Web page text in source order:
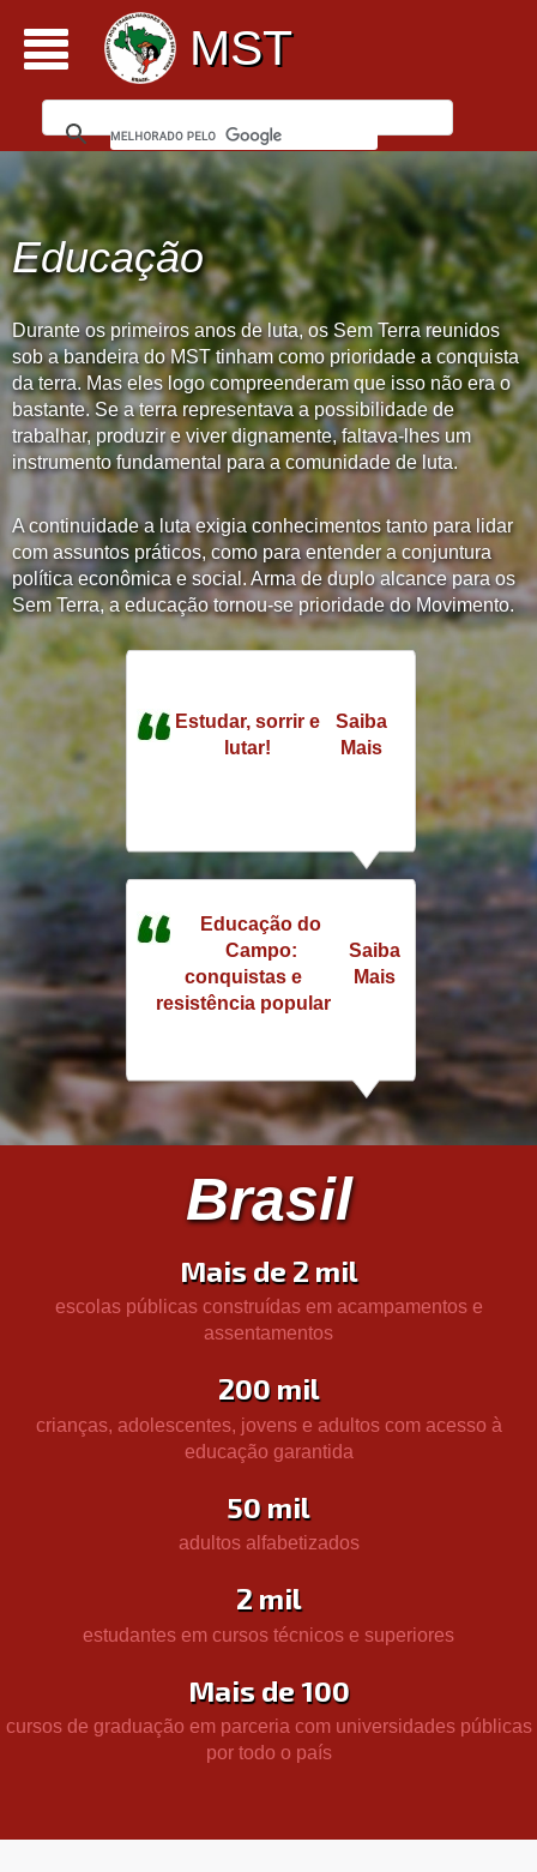
MST
Educação
Durante os primeiros anos de luta, os Sem Terra reunidos
sob a bandeira do MST tinham como prioridade a conquista
da terra. Mas eles logo compreenderam que isso não era o
bastante. Se a terra representava a possibilidade de
trabalhar, produzir e viver dignamente, faltava-lhes um
instrumento fundamental para a comunidade de luta.
A continuidade a luta exigia conhecimentos tanto para lidar
com assuntos práticos, como para entender a conjuntura
política econômica e social. Arma de duplo alcance para os
Sem Terra, a educação tornou-se prioridade do Movimento.
Estudar, sorrir e
lutar!
Saiba
Mais
Educação do
Campo:
conquistas e
resistência popular
Saiba
Mais
Brasil
Mais de 2 mil
escolas públicas construídas em acampamentos e
assentamentos
200 mil
crianças, adolescentes, jovens e adultos com acesso à
educação garantida
50 mil
adultos alfabetizados
2 mil
estudantes em cursos técnicos e superiores
Mais de 100
cursos de graduação em parceria com universidades públicas
por todo o país